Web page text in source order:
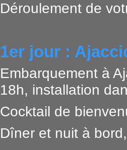
Déroulement de
1er jour :
Embarquement à
18h, installation
Cocktail de
Dîner et nuit à